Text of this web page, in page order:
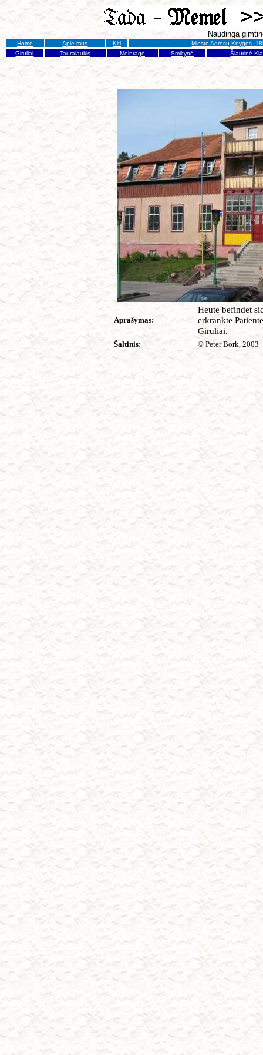
Naudinga
Home Apie mus Kiti
Miesto Adresų Knygos
Giruliai
Tauralaukis Melnragė Smiltynė Šiaurinė
Aprašymas:
Heute befindet
erkrankte
Giruliai.
Šaltinis: © Peter Bork, 2003